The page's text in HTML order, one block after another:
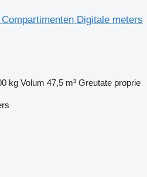
Digitale meters
kg Volum 47,5 m³ Greutate proprie